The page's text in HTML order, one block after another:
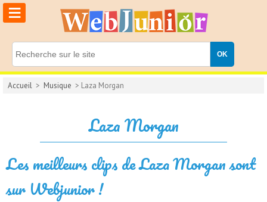
≡
Accueil > Musique > Laza Morgan
Laza Morgan
Les meilleurs clips de Laza Morgan sont
sur Webjunior !